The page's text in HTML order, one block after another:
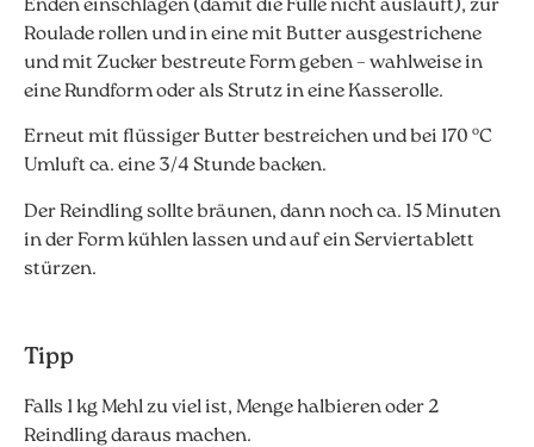
Enden einschlagen (damit die Fülle nicht ausläuft), zur
Roulade rollen und in eine mit Butter ausgestrichene
und mit Zucker bestreute Form geben – wahlweise in
eine Rundform oder als Strutz in eine Kasserolle.
Erneut mit flüssiger Butter bestreichen und bei 170 °C
Umluft ca. eine 3/4 Stunde backen.
Der Reindling sollte bräunen, dann noch ca. 15 Minuten
in der Form kühlen lassen und auf ein Serviertablett
stürzen.
Tipp
Falls 1 kg Mehl zu viel ist, Menge halbieren oder 2
Reindling daraus machen.